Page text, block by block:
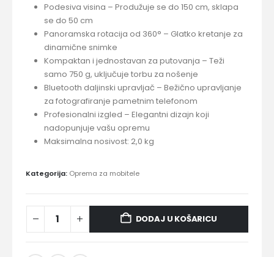
Podesiva visina – Produžuje se do 150 cm, sklapa
se do 50 cm
Panoramska rotacija od 360° – Glatko kretanje za
dinamične snimke
Kompaktan i jednostavan za putovanja – Teži
samo 750 g, uključuje torbu za nošenje
Bluetooth daljinski upravljač – Bežično upravljanje
za fotografiranje pametnim telefonom
Profesionalni izgled – Elegantni dizajn koji
nadopunjuje vašu opremu
Maksimalna nosivost: 2,0 kg
Kategorija: Oprema za mobitele
DODAJ U KOŠARICU